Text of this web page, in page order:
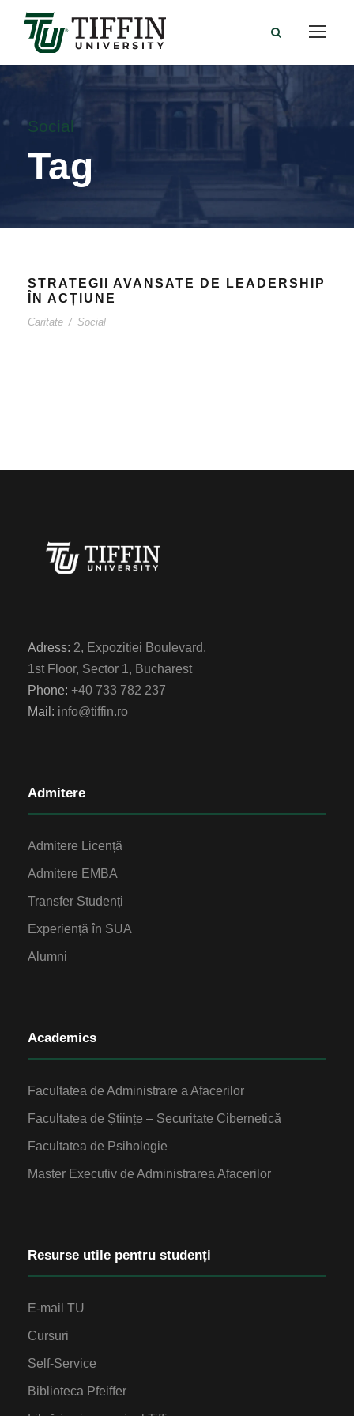
Social
Tag
STRATEGII AVANSATE DE LEADERSHIP
ÎN ACȚIUNE
Caritate / Social
Adress: 2, Expozitiei Boulevard,
1st Floor, Sector 1, Bucharest
Phone: +40 733 782 237
Mail: info@tiffin.ro
Admitere
Admitere Licență
Admitere EMBA
Transfer Studenți
Experiență în SUA
Alumni
Academics
Facultatea de Administrare a Afacerilor
Facultatea de Științe – Securitate Cibernetică
Facultatea de Psihologie
Master Executiv de Administrarea Afacerilor
Resurse utile pentru studenți
E-mail TU
Cursuri
Self-Service
Biblioteca Pfeiffer